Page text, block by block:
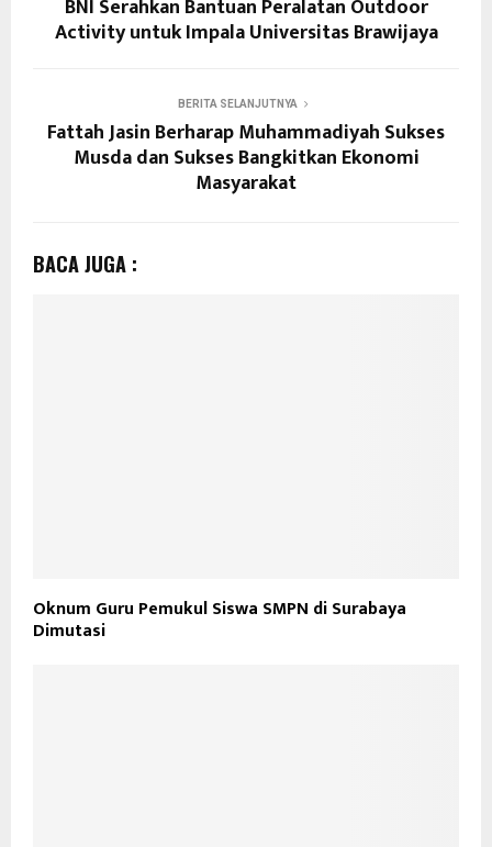
BNI Serahkan Bantuan Peralatan Outdoor
Activity untuk Impala Universitas Brawijaya
BERITA SELANJUTNYA
Fattah Jasin Berharap Muhammadiyah Sukses
Musda dan Sukses Bangkitkan Ekonomi
Masyarakat
BACA JUGA :
Oknum Guru Pemukul Siswa SMPN di Surabaya
Dimutasi